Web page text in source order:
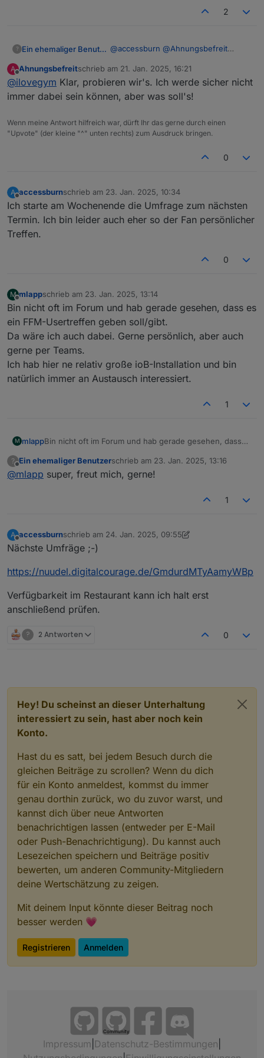
Occurs every month on first Monday
https://teams.live.com/meet/93219202
2
? Ein ehemaliger Benutzer @accessburn @Ahnungsbefreit
@ Linedancer @Meister-Mopper
@strikegun @ticaki
Sind hier doch schon einige Dinge zu
supporten, was wir sehr schoen
online machen koennen, gerade was
Was haltet ihr davon, jeden 1. Montag
ich aber eher unterwegs.. :)
ein Anfang gemacht ist.. :
iobroker Usertreffen FFM
A
Offline
Ahnungsbefreitschrieb am 21. Jan. 2025, 16:21
zuletzt editiert von
@ilovegym Klar, probieren wir's. Ich werde sicher nicht
immer dabei sein können, aber was soll's!
Wenn meine Antwort hilfreich war, dürft Ihr das gerne durch einen
"Upvote" (der kleine "^" unten rechts) zum Ausdruck bringen.
0
A
Offline
accessburnschrieb am 23. Jan. 2025, 10:34
zuletzt editiert von
Ich starte am Wochenende die Umfrage zum nächsten
Termin. Ich bin leider auch eher so der Fan persönlicher
Treffen.
0
M
Offline
mlappschrieb am 23. Jan. 2025, 13:14
zuletzt editiert von
Bin nicht oft im Forum und hab gerade gesehen, dass es
ein FFM-Usertreffen geben soll/gibt.
Da wäre ich auch dabei. Gerne persönlich, aber auch
gerne per Teams.
Ich hab hier ne relativ große ioB-Installation und bin
natürlich immer an Austausch interessiert.
1
M mlappBin nicht oft im Forum und hab gerade gesehen, dass
Da wäre ich auch dabei. Gerne persönlich, aber auch
gerne per Teams.
?
Offline
Ein ehemaliger Benutzerschrieb am 23. Jan. 2025, 13:16
zuletzt editiert von
@mlapp super, freut mich, gerne!
1
A
Offline
accessburnschrieb am 24. Jan. 2025, 09:55
zuletzt editiert von accessburn
Nächste Umfräge ;-)
https://nuudel.digitalcourage.de/GmdurdMTyAamyWBp
Verfügbarkeit im Restaurant kann ich halt erst
anschließend prüfen.
? 2 Antworten 0
Hey! Du scheinst an dieser Unterhaltung
interessiert zu sein, hast aber noch kein
Konto.
Hast du es satt, bei jedem Besuch durch die
gleichen Beiträge zu scrollen? Wenn du dich
für ein Konto anmeldest, kommst du immer
genau dorthin zurück, wo du zuvor warst, und
kannst dich über neue Antworten
benachrichtigen lassen (entweder per E-Mail
oder Push-Benachrichtigung). Du kannst auch
Lesezeichen speichern und Beiträge positiv
bewerten, um anderen Community-Mitgliedern
deine Wertschätzung zu zeigen.
Mit deinem Input könnte dieser Beitrag noch
besser werden 💗
Registrieren Anmelden
Community
Impressum Datenschutz-Bestimmungen